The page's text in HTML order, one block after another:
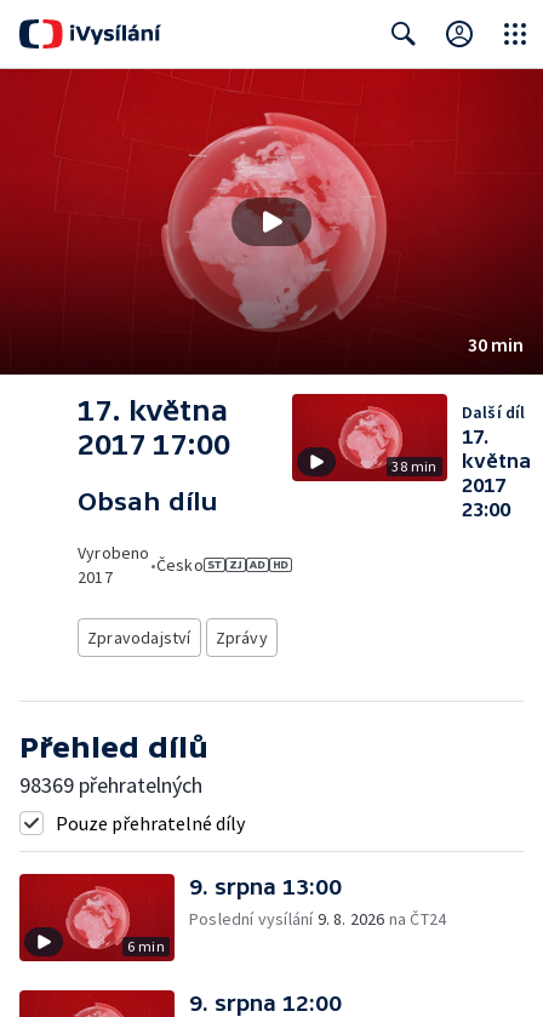
30 min
17. května
2017 17:00
Obsah dílu
Vyrobeno
2017
•Česko
Zpravodajství Zprávy
38 min
Další díl
17.
května
2017
23:00
Přehled dílů
98369 přehratelných
Pouze přehratelné díly
6 min
9. srpna 13:00
Poslední vysílání9. 8. 2026 na ČT24
9. srpna 12:00